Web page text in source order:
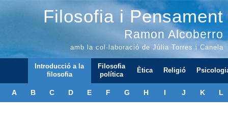
Filosofia i Pensament
Ramon Alcoberro
amb la col·laboració de Júlia Torres i Canela
A B C D E F G H I J K L
Introducció a la
filosofia
Filosofia
política
Ètica Religió